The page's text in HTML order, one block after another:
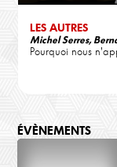
LES AUTRES
Michel Serres,
Pourquoi nous
ÉVÈNEMENTS